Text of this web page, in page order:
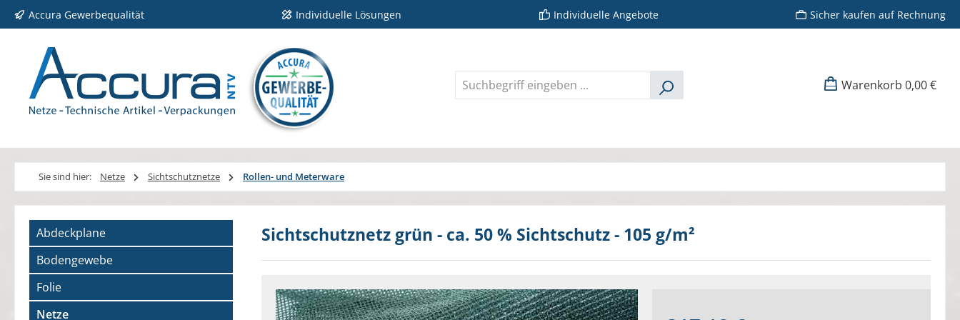
Hauptinhalt springen
Zur Suche springen
Zur Hauptnavigation springen
Accura Gewerbequalität Individuelle Lösungen Individuelle Angebote Sicher kaufen auf Rechnung
Warenkorb 0,00 €
Sie sind hier: Netze Sichtschutznetze Rollen- und Meterware
Abdeckplane
Bodengewebe
Folie
Netze
Sichtschutznetz grün - ca. 50 % Sichtschutz - 105 g/m²